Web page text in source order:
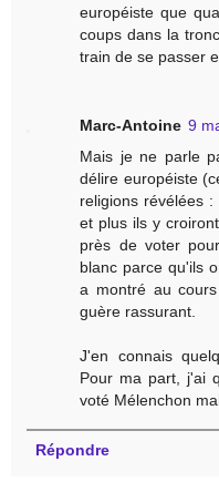
européiste que
coups dans la
train de se passer
Marc-Antoine 9
Mais je ne parle
délire européiste
religions révélées
et plus ils y
près de voter
blanc parce qu'ils
a montré au
guère rassurant.
J'en connais
Pour ma part, j'ai
voté Mélenchon
Répondre